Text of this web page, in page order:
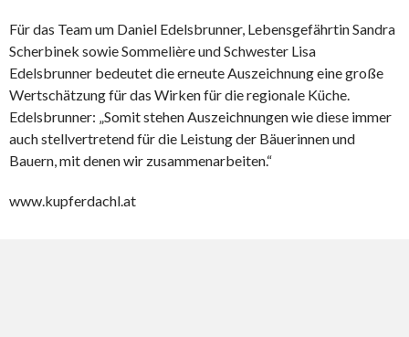
Für das Team um Daniel Edelsbrunner, Lebensgefährtin Sandra
Scherbinek sowie Sommelière und Schwester Lisa
Edelsbrunner bedeutet die erneute Auszeichnung eine große
Wertschätzung für das Wirken für die regionale Küche.
Edelsbrunner: „Somit stehen Auszeichnungen wie diese immer
auch stellvertretend für die Leistung der Bäuerinnen und
Bauern, mit denen wir zusammenarbeiten.“
www.kupferdachl.at